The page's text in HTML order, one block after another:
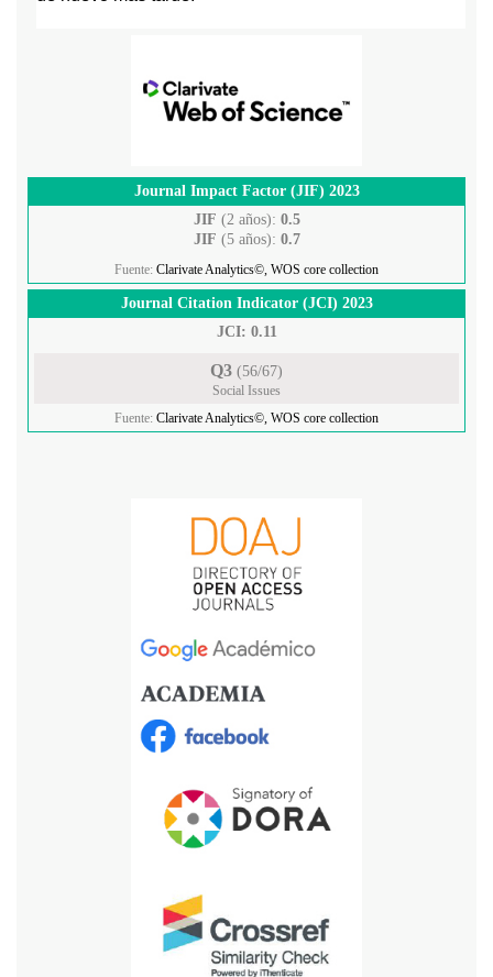
Journal Impact Factor (JIF) 2023
JIF (2 años): 0.5
JIF (5 años): 0.7
Fuente: Clarivate Analytics©, WOS core collection
Journal Citation Indicator (JCI) 2023
JCI: 0.11
Q3 (56/67)
Social Issues
Fuente: Clarivate Analytics©, WOS core collection